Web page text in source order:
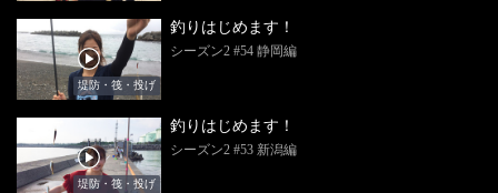
堤防・筏・投げ
釣りはじめます！
シーズン2 #54 静岡編
堤防・筏・投げ
釣りはじめます！
シーズン2 #53 新潟編